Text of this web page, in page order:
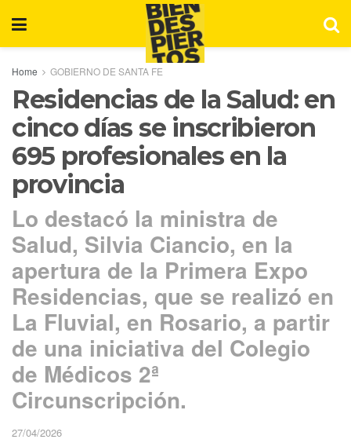
Home GOBIERNO DE SANTA FE
Residencias de la Salud: en
cinco días se inscribieron
695 profesionales en la
provincia
Lo destacó la ministra de
Salud, Silvia Ciancio, en la
apertura de la Primera Expo
Residencias, que se realizó en
La Fluvial, en Rosario, a partir
de una iniciativa del Colegio
de Médicos 2ª
Circunscripción.
27/04/2026